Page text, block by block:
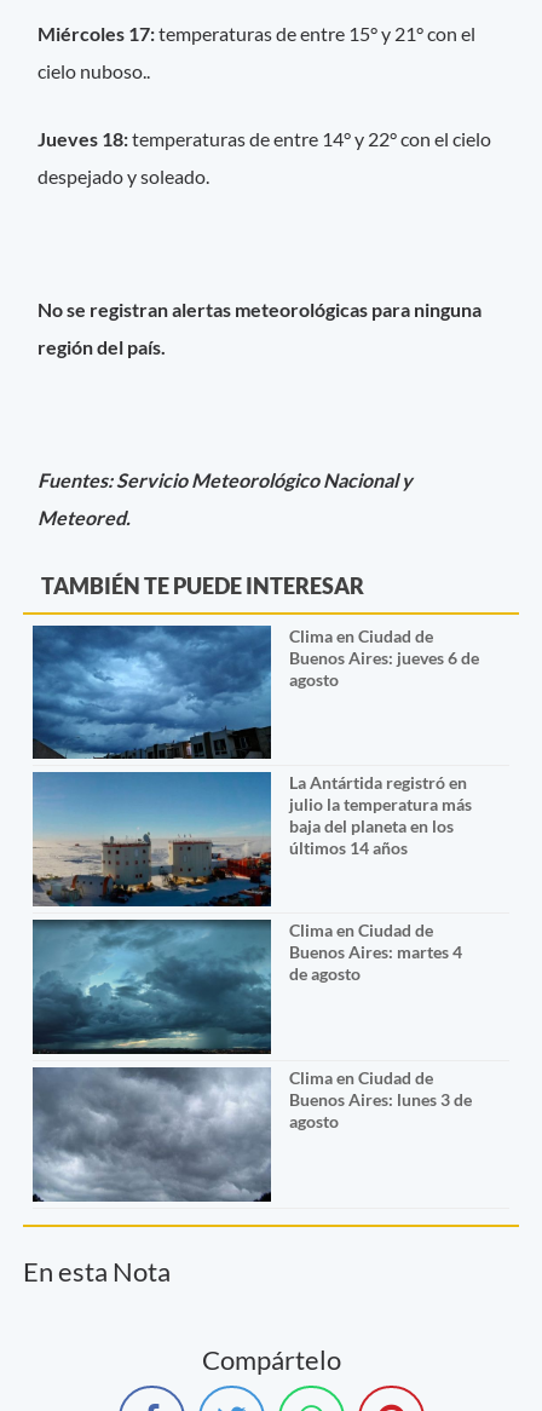
Miércoles 17:temperaturas de entre 15° y 21° con el
cielo nuboso..
Jueves 18:temperaturas de entre 14° y 22° con el cielo
despejado y soleado.
No se registran alertas meteorológicas para ninguna
región del país.
Fuentes: Servicio Meteorológico Nacional y
Meteored.
TAMBIÉN TE PUEDE INTERESAR
Clima en Ciudad de
Buenos Aires: jueves 6 de
agosto
La Antártida registró en
julio la temperatura más
baja del planeta en los
últimos 14 años
Clima en Ciudad de
Buenos Aires: martes 4
de agosto
Clima en Ciudad de
Buenos Aires: lunes 3 de
agosto
En esta Nota
Compártelo